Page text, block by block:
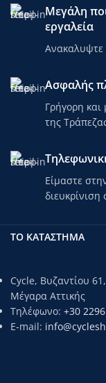
Μεγάλη
εργαλεία
Ανακαλυψτε
Ασφαλής
Γρήγορη
της
Είμαστε
διευκρίνιση
ΤΟ ΚΑΤΑΣΤΗΜΑ
Cycle, Βυζαντίου
Μέγαρα Αττικής
Τηλέφωνο: +30
E-mail: